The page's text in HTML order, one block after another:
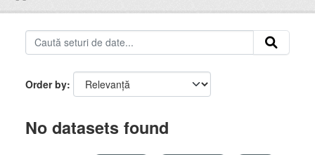
Order by
No datasets found